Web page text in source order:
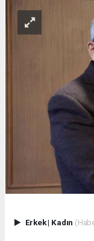
Erkek| Kadın